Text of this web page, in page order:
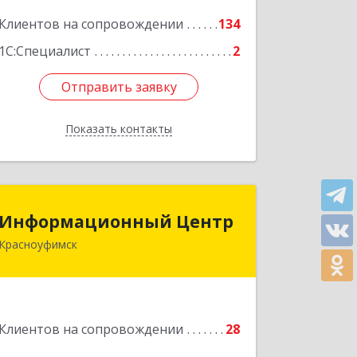
Клиентов на сопровождении
134
1С:Специалист
2
Отправить заявку
Показать контакты
Подробнее
Отправить заявку
Назад
Информационный Центр
Красноуфимск
Клиентов на сопровождении 28
Информационный Центр
623300, Свердловская обл,
Подробнее